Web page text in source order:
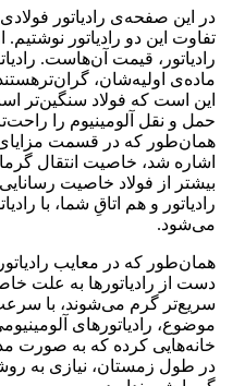
در این صفحه‌ی رادیاتور
تفاوت این دو رادیاتور
رادیاتور، قیمت آن‌هاست.
ماده‌ی اولیه‌شان،
این است که فولاد
حمل و نقل آلومینیوم را
همان‌طور که در قسمت مزایای
بیشتر از فولاد خاصیت
رادیاتور و هم اتاقِ شما، با
می‌شود.
همان‌طور که در معایب
دست از رادیاتورها به علت
سریع‌تر گرم می‌شوند، با
موضوع، رادیاتورهای
خانه‌هایی کرده که به صورت
در طول زمستان، نیازی به